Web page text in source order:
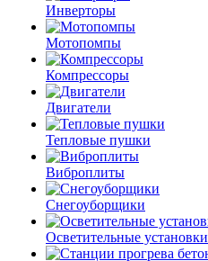
Инверторы
Мотопомпы
Компрессоры
Двигатели
Тепловые пушки
Виброплиты
Снегоуборщики
Осветительные установки